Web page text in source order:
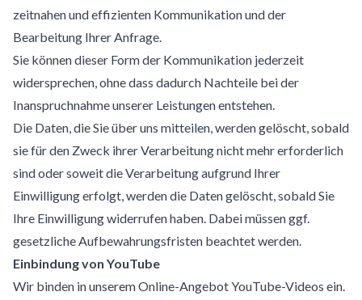
zeitnahen und effizienten Kommunikation und der
Bearbeitung Ihrer Anfrage.
Sie können dieser Form der Kommunikation jederzeit
widersprechen, ohne dass dadurch Nachteile bei der
Inanspruchnahme unserer Leistungen entstehen.
Die Daten, die Sie über uns mitteilen, werden gelöscht, sobald
sie für den Zweck ihrer Verarbeitung nicht mehr erforderlich
sind oder soweit die Verarbeitung aufgrund Ihrer
Einwilligung erfolgt, werden die Daten gelöscht, sobald Sie
Ihre Einwilligung widerrufen haben. Dabei müssen ggf.
gesetzliche Aufbewahrungsfristen beachtet werden.
Einbindung von YouTube
Wir binden in unserem Online-Angebot YouTube-Videos ein.